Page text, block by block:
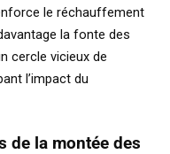
le réchauffement
la fonte des
cercle vicieux de
l’impact du
de la montée des